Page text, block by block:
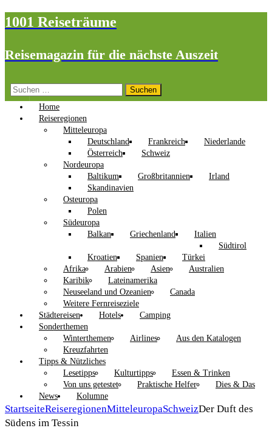
1001 Reiseträume
Reisemagazin für die nächste Auszeit
Suchen
nach:
Home
Reiseregionen
Mitteleuropa
Deutschland
Frankreich
Niederlande
Österreich
Schweiz
Nordeuropa
Baltikum
Großbritannien
Irland
Skandinavien
Osteuropa
Polen
Südeuropa
Balkan
Griechenland
Italien
Südtirol
Kroatien
Spanien
Türkei
Afrika
Arabien Asien
Australien
Karibik
Lateinamerika
Neuseeland und Ozeanien
Canada
Weitere Fernreiseziele
Städtereisen
Hotels
Camping
Sonderthemen
Winterthemen
Airlines
Aus den Katalogen
Kreuzfahrten
Tipps & Nützliches
Lesetipps
Kulturtipps
Essen & Trinken
Von uns getestet
Praktische Helfer
Dies & Das
News
Kolumne
StartseiteReiseregionenMitteleuropaSchweizDer Duft des
Südens im Tessin